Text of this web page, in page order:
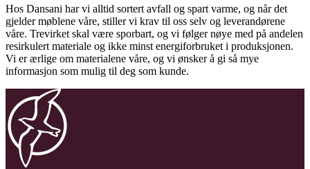
Hos Dansani har vi alltid sortert avfall og spart varme, og når det
gjelder møblene våre, stiller vi krav til oss selv og leverandørene
våre. Trevirket skal være sporbart, og vi følger nøye med på andelen
resirkulert materiale og ikke minst energiforbruket i produksjonen.
Vi er ærlige om materialene våre, og vi ønsker å gi så mye
informasjon som mulig til deg som kunde.